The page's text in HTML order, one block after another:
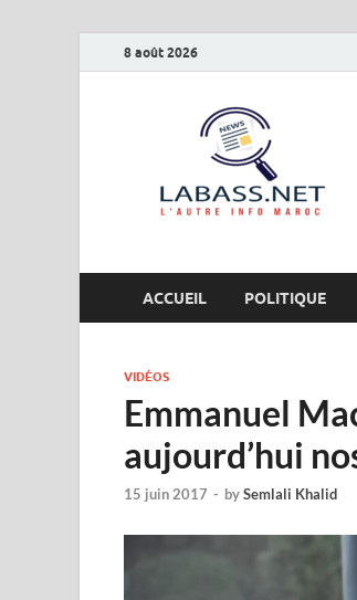
8 août 2026
ACCUEIL POLITIQUE
VIDÉOS
Emmanuel
aujourd’hui
15 juin 2017 - bySemlali Khalid